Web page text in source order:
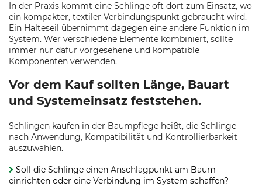
In der Praxis kommt eine Schlinge oft dort zum Einsatz, wo
ein kompakter, textiler Verbindungspunkt gebraucht wird.
Ein Halteseil übernimmt dagegen eine andere Funktion im
System. Wer verschiedene Elemente kombiniert, sollte
immer nur dafür vorgesehene und kompatible
Komponenten verwenden.
Vor dem Kauf sollten Länge, Bauart
und Systemeinsatz feststehen.
Schlingen kaufen in der Baumpflege heißt, die Schlinge
nach Anwendung, Kompatibilität und Kontrollierbarkeit
auszuwählen.
Soll die Schlinge einen Anschlagpunkt am Baum
einrichten oder eine Verbindung im System schaffen?